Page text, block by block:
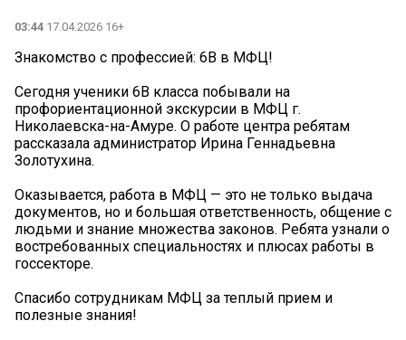
03:44 17.04.2026 16+
Знакомство с профессией: 6В в МФЦ! ️
Сегодня ученики 6В класса побывали на
профориентационной экскурсии в МФЦ г.
Николаевска-на-Амуре. О работе центра ребятам
рассказала администратор Ирина Геннадьевна
Золотухина.
Оказывается, работа в МФЦ — это не только выдача
документов, но и большая ответственность, общение с
людьми и знание множества законов. Ребята узнали о
востребованных специальностях и плюсах работы в
госсекторе.
Спасибо сотрудникам МФЦ за теплый прием и
полезные знания!